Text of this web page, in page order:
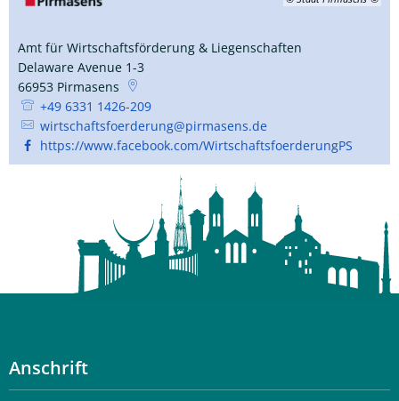
Amt für Wirtschaftsförderung & Liegenschaften
Delaware Avenue 1-3
66953 Pirmasens
+49 6331 1426-209
wirtschaftsfoerderung@pirmasens.de
https://www.facebook.com/WirtschaftsfoerderungPS
Anschrift